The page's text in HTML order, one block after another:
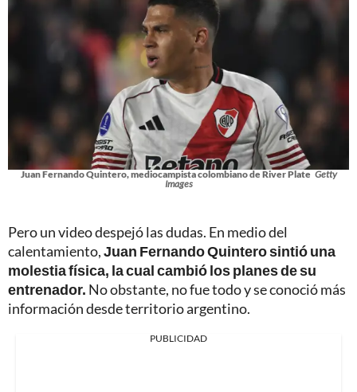
Juan Fernando Quintero, mediocampista colombiano de River Plate Getty
Images
Pero un video despejó las dudas. En medio del
calentamiento,Juan Fernando Quintero sintió una
molestia física, la cual cambió los planes de su
entrenador. No obstante, no fue todo y se conoció más
información desde territorio argentino.
PUBLICIDAD